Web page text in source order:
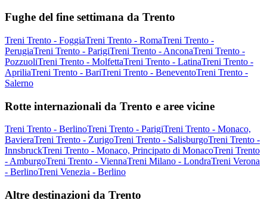
Fughe del fine settimana da Trento
Treni Trento - FoggiaTreni Trento - RomaTreni Trento -
PerugiaTreni Trento - ParigiTreni Trento - AnconaTreni Trento -
PozzuoliTreni Trento - MolfettaTreni Trento - LatinaTreni Trento -
ApriliaTreni Trento - BariTreni Trento - BeneventoTreni Trento -
Salerno
Rotte internazionali da Trento e aree vicine
Treni Trento - BerlinoTreni Trento - ParigiTreni Trento - Monaco,
BavieraTreni Trento - ZurigoTreni Trento - SalisburgoTreni Trento -
InnsbruckTreni Trento - Monaco, Principato di MonacoTreni Trento
- AmburgoTreni Trento - ViennaTreni Milano - LondraTreni Verona
- BerlinoTreni Venezia - Berlino
Altre destinazioni da Trento